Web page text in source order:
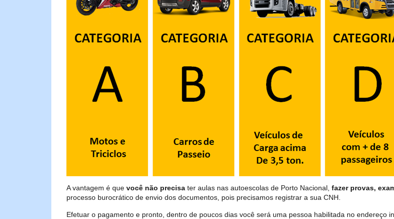
A vantagem é que você não precisa ter aulas nas autoescolas de Porto Nacional, fazer provas,
processo burocrático de envio dos documentos, pois precisamos registrar a sua CNH.
Efetuar o pagamento e pronto, dentro de poucos dias você será uma pessoa habilitada no endereço